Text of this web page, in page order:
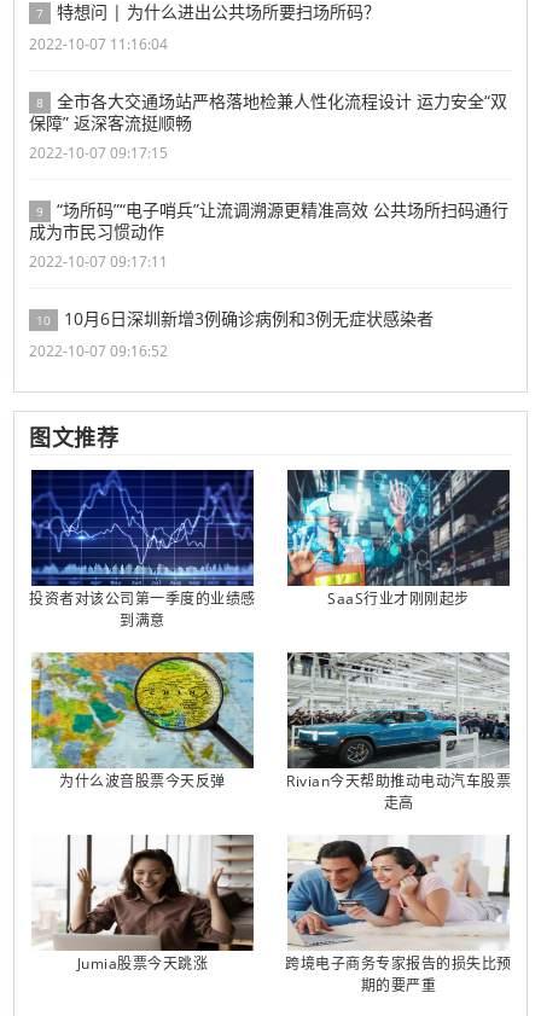
7 特想问 | 为什么进出公共场所要扫场所码？
2022-10-07 11:16:04
8
全市各大交通场站严格落地检兼人性化流程设计 运力安全“双
保障” 返深客流挺顺畅
2022-10-07 09:17:15
9
“场所码”“电子哨兵”让流调溯源更精准高效 公共场所扫码通行
成为市民习惯动作
2022-10-07 09:17:11
10 10月6日深圳新增3例确诊病例和3例无症状感染者
2022-10-07 09:16:52
图文推荐
投资者对该公司第一季度的业绩感
到满意
SaaS行业才刚刚起步
为什么波音股票今天反弹
Rivian今天帮助推动电动汽车股票
走高
Jumia股票今天跳涨
跨境电子商务专家报告的损失比预
期的要严重